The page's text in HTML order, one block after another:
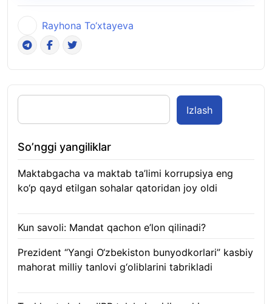
Rayhona To‘xtayeva
Izlash
So’nggi yangiliklar
Maktabgacha va maktab ta’limi korrupsiya eng
ko‘p qayd etilgan sohalar qatoridan joy oldi
Kun savoli: Mandat qachon e’lon qilinadi?
Prezident “Yangi O‘zbekiston bunyodkorlari” kasbiy
mahorat milliy tanlovi g‘oliblarini tabrikladi